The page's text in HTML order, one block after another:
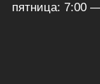
пятница: 7:00